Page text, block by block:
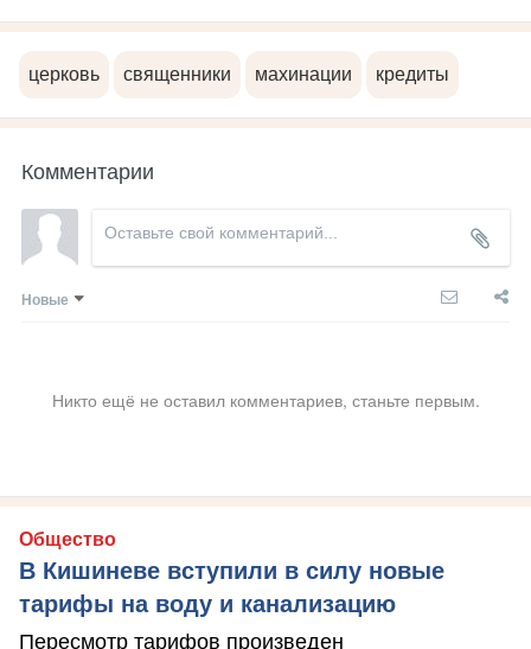
церковь священники махинации кредиты
Комментарии
Новые
Никто ещё не оставил комментариев, станьте первым.
Общество
В Кишиневе вступили в силу новые
тарифы на воду и канализацию
Пересмотр тарифов произведен